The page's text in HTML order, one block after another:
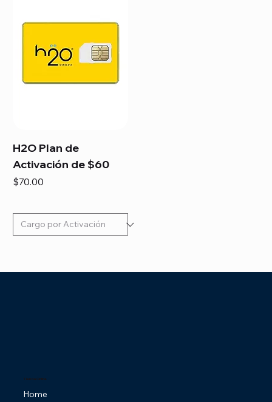
H2O Plan de
Activación de $60
Precio
$70.00
Tienda Online
Home